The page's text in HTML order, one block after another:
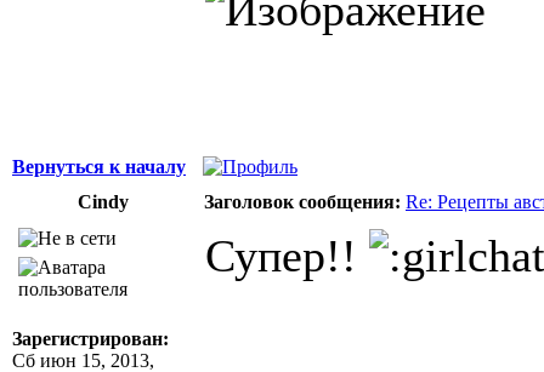
Вернуться к началу
Cindy
Заголовок сообщения: Re: Рецепты
Зарегистрирован:
Сб июн 15, 2013,
Супер!!